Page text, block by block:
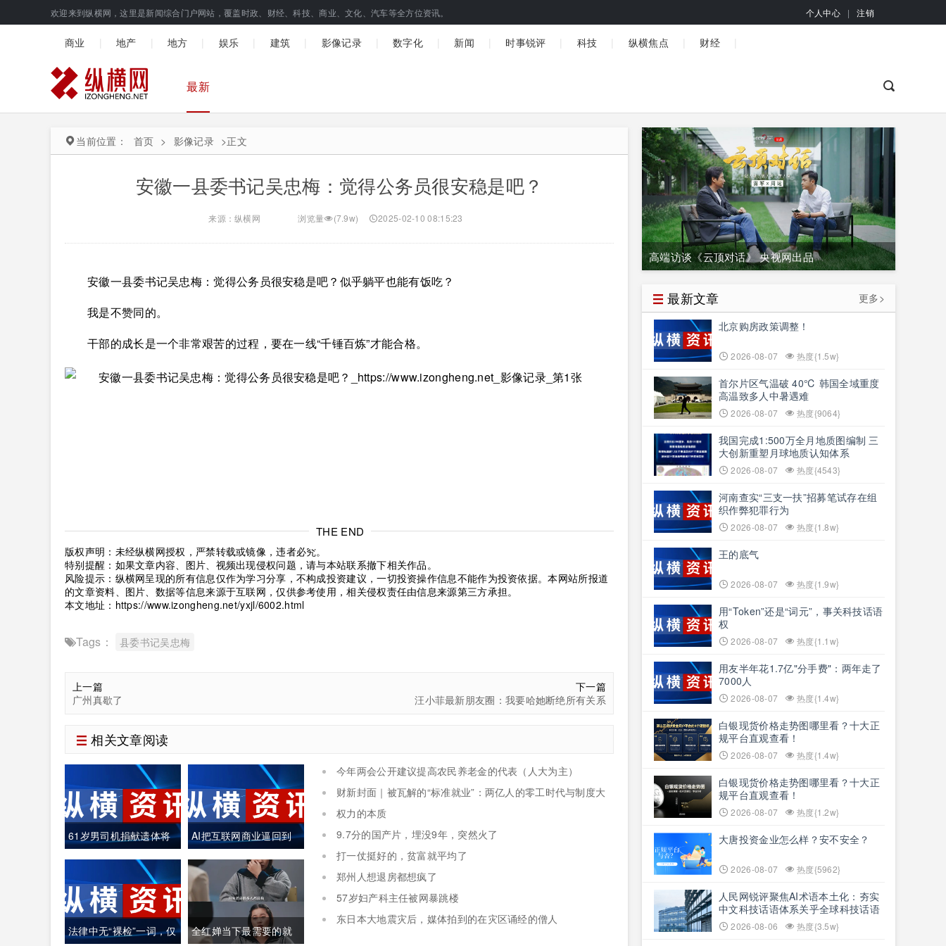
欢迎来到纵横网，这里是新闻综合门户网站，覆盖时政、财经、科技、商业、文化、汽车等全方位资讯。 个人中心 | 注销
商业 地产 地方 娱乐 建筑 影像记录 数字化 新闻 时事锐评 科技 纵横焦点 财经
最新
当前位置： 首页 > 影像记录 >正文
安徽一县委书记吴忠梅：觉得公务员很安稳是吧？
来源：纵横网 浏览量 (7.9w) 2025-02-10 08:15:23
安徽一县委书记吴忠梅：觉得公务员很安稳是吧？似乎躺平也能有饭吃？
我是不赞同的。
干部的成长是一个非常艰苦的过程，要在一线“千锤百炼”才能合格。
THE END
版权声明：未经纵横网授权，严禁转载或镜像，违者必究。
特别提醒：如果文章内容、图片、视频出现侵权问题，请与本站联系撤下相关作品。
风险提示：纵横网呈现的所有信息仅作为学习分享，不构成投资建议，一切投资操作信息不能作为投资依据。本网站所报道
的文章资料、图片、数据等信息来源于互联网，仅供参考使用，相关侵权责任由信息来源第三方承担。
本文地址： https://www.izongheng.net/yxjl/6002.html
Tags： 县委书记吴忠梅
上一篇
广州真歇了
下一篇
汪小菲最新朋友圈：我要哈她断绝所有关系
相关文章阅读
61岁男司机捐献遗体将
自己制作成木乃伊
AI把互联网商业逼回到
真正的"价值创造"
法律中无“裸检”一词，仅 全红婵当下最需要的就
今年两会公开建议提高农民养老金的代表（人大为主）
财新封面｜被瓦解的“标准就业”：两亿人的零工时代与制度大
权力的本质
9.7分的国产片，埋没9年，突然火了
打一仗挺好的，贫富就平均了
郑州人想退房都想疯了
57岁妇产科主任被网暴跳楼
东日本大地震灾后，媒体拍到的在灾区诵经的僧人
高端访谈《云顶对话》 央视网出品
最新文章
更多>
北京购房政策调整！
2026-08-07 热度{1.5w}
首尔片区气温破 40℃ 韩国全域重度
高温致多人中暑遇难
2026-08-07 热度{9064}
我国完成1:500万全月地质图编制 三
大创新重塑月球地质认知体系
2026-08-07 热度{4543}
河南查实“三支一扶”招募笔试存在组
织作弊犯罪行为
2026-08-07 热度{1.8w}
王的底气
2026-08-07 热度{1.9w}
用“Token”还是“词元”，事关科技话语
权
2026-08-07 热度{1.1w}
用友半年花1.7亿"分手费"：两年走了
7000人
2026-08-07 热度{1.4w}
白银现货价格走势图哪里看？十大正
规平台直观查看！
2026-08-07 热度{1.4w}
白银现货价格走势图哪里看？十大正
规平台直观查看！
2026-08-07 热度{1.2w}
大唐投资金业怎么样？安不安全？
2026-08-07 热度{5962}
人民网锐评聚焦AI术语本土化：夯实
中文科技话语体系关乎全球科技话语
权争夺
2026-08-06 热度{3.5w}